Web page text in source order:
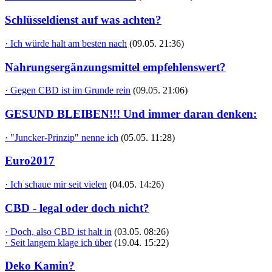
Schlüsseldienst auf was achten?
· Ich würde halt am besten nach (09.05. 21:36)
Nahrungsergänzungsmittel empfehlenswert?
· Gegen CBD ist im Grunde rein (09.05. 21:06)
GESUND BLEIBEN!!! Und immer daran denken:
· "Juncker-Prinzip" nenne ich (05.05. 11:28)
Euro2017
· Ich schaue mir seit vielen (04.05. 14:26)
CBD - legal oder doch nicht?
· Doch, also CBD ist halt in (03.05. 08:26)
· Seit langem klage ich über (19.04. 15:22)
Deko Kamin?